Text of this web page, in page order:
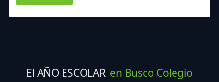
El AÑO ESCOLAR en Busco Colegio